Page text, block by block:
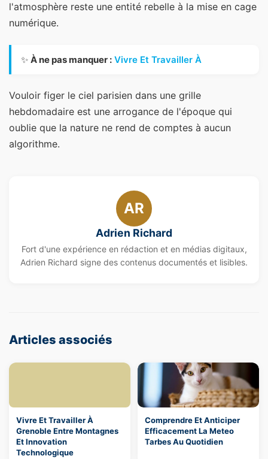
l'atmosphère reste une entité rebelle à la mise en cage
numérique.
✨ À ne pas manquer : Vivre Et Travailler À
Vouloir figer le ciel parisien dans une grille
hebdomadaire est une arrogance de l'époque qui
oublie que la nature ne rend de comptes à aucun
algorithme.
AR
Adrien Richard
Fort d'une expérience en rédaction et en médias digitaux,
Adrien Richard signe des contenus documentés et lisibles.
Articles associés
Vivre Et Travailler À
Grenoble Entre Montagnes
Et Innovation
Technologique
Comprendre Et Anticiper
Efficacement La Meteo
Tarbes Au Quotidien